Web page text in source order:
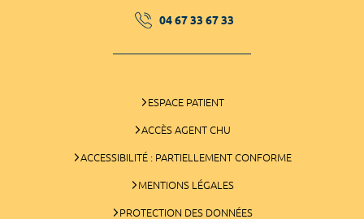
04 67 33 67 33
ESPACE PATIENT
ACCÈS AGENT CHU
ACCESSIBILITÉ : PARTIELLEMENT CONFORME
MENTIONS LÉGALES
PROTECTION DES DONNÉES